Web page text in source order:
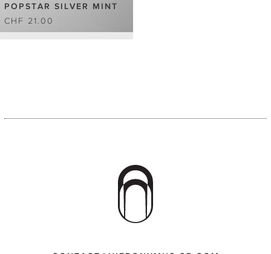
POPSTAR SILVER MINT
CHF 21.00